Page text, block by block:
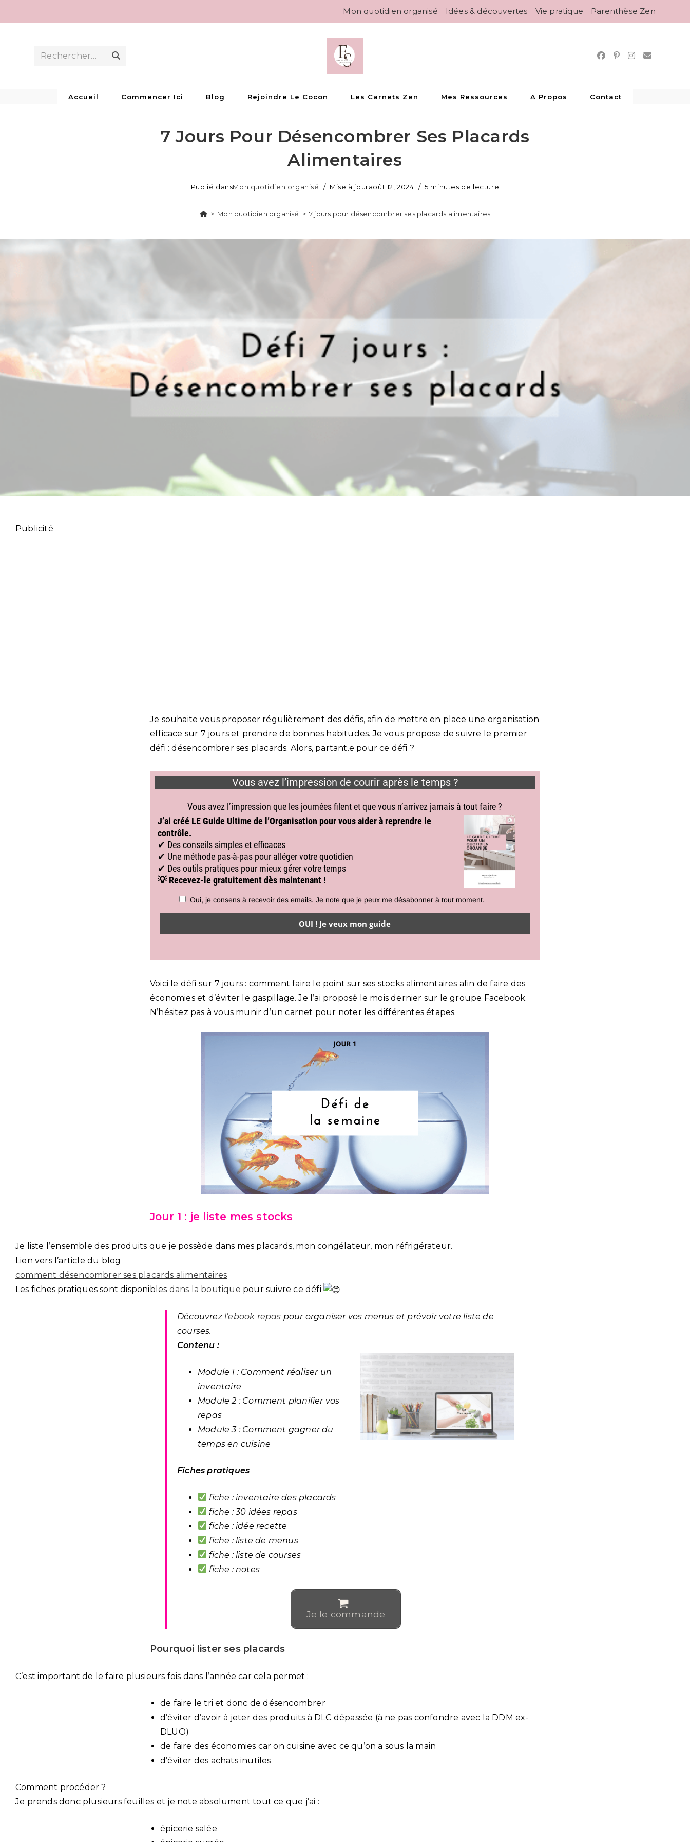
Mon quotidien organisé Idées & découvertes Vie pratique Parenthèse Zen
Rechercher…
recherche
Accueil Commencer Ici Blog Rejoindre Le Cocon Les Carnets Zen Mes Ressources A Propos Contact
7 Jours Pour Désencombrer Ses Placards
Alimentaires
Publié dansMon quotidien organisé Mise à jouraoût 12, 2024 5 minutes de lecture
> Mon quotidien organisé > 7 jours pour désencombrer ses placards alimentaires
Publicité
Je souhaite vous proposer régulièrement des défis, afin de mettre en place une organisation
efficace sur 7 jours et prendre de bonnes habitudes. Je vous propose de suivre le premier
défi : désencombrer ses placards. Alors, partant.e pour ce défi ?
Voici le défi sur 7 jours : comment faire le point sur ses stocks alimentaires afin de faire des
économies et d’éviter le gaspillage. Je l’ai proposé le mois dernier sur le groupe Facebook.
N’hésitez pas à vous munir d’un carnet pour noter les différentes étapes.
Jour 1 : je liste mes stocks
Je liste l’ensemble des produits que je possède dans mes placards, mon congélateur, mon réfrigérateur.
Lien vers l’article du blog
comment désencombrer ses placards alimentaires
Les fiches pratiques sont disponibles dans la boutique pour suivre ce défi
Découvrez l’ebook repas pour organiser vos menus et prévoir votre liste de
courses.
Contenu :
Module 1 : Comment réaliser un
inventaire
Module 2 : Comment planifier vos
repas
Module 3 : Comment gagner du
temps en cuisine
Fiches pratiques
fiche : inventaire des placards
fiche : 30 idées repas
fiche : idée recette
fiche : liste de menus
fiche : liste de courses
fiche : notes
Je le commande
Pourquoi lister ses placards
C’est important de le faire plusieurs fois dans l’année car cela permet :
de faire le tri et donc de désencombrer
d’éviter d’avoir à jeter des produits à DLC dépassée (à ne pas confondre avec la DDM ex-
DLUO)
de faire des économies car on cuisine avec ce qu’on a sous la main
d’éviter des achats inutiles
Comment procéder ?
Je prends donc plusieurs feuilles et je note absolument tout ce que j’ai :
épicerie salée